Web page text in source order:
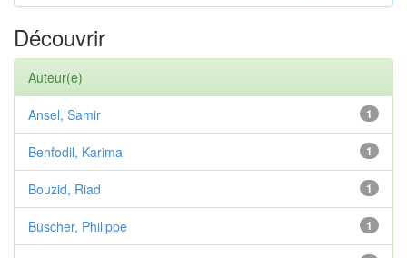
Découvrir
Auteur(e)
1
Ansel, Samir
1
Benfodil, Karima
1
Bouzid, Riad
1
Büscher, Philippe